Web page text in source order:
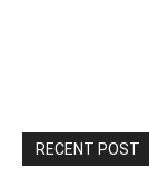
RECENT POST